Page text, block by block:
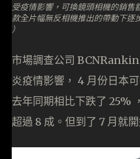
受疫情影響，可換鏡頭相機的銷售
款全片幅無反相機推出的帶動下逐
）
市場調查公司
炎疫情影響， 4 月份日本
去年同期相比下跌了 25%
超過 8 成。但到了 7 月就